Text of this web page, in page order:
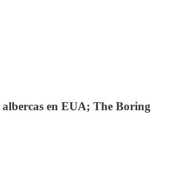
en EUA; The Boring